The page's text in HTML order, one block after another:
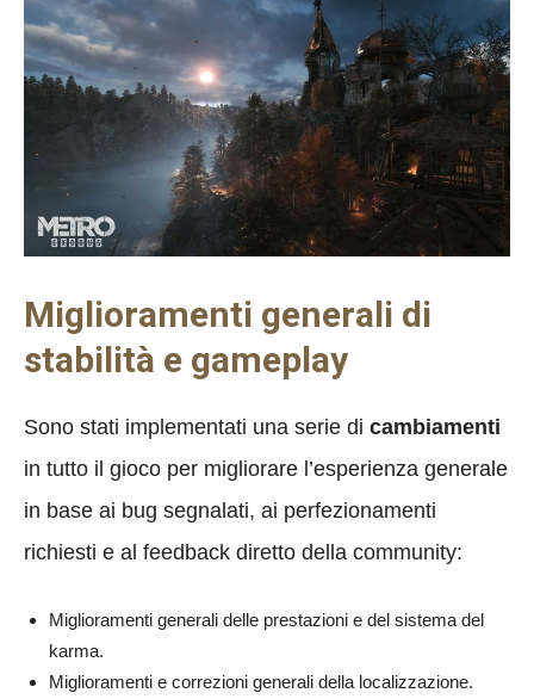
Miglioramenti generali di
stabilità e gameplay
Sono stati implementati una serie di cambiamenti
in tutto il gioco per migliorare l’esperienza generale
in base ai bug segnalati, ai perfezionamenti
richiesti e al feedback diretto della community:
Miglioramenti generali delle prestazioni e del sistema del
karma.
Miglioramenti e correzioni generali della localizzazione.